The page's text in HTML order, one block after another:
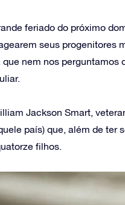
feriado do próximo
seus progenitores
nem nos
Jackson Smart,
país) que, além de ter
filhos.